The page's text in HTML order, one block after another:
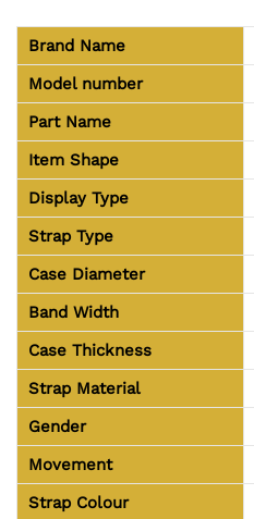
Brand Name
Model number
Part Name
Item Shape
Display Type
Strap Type
Case Diameter
Band Width
Case Thickness
Strap Material
Gender
Movement
Strap Colour